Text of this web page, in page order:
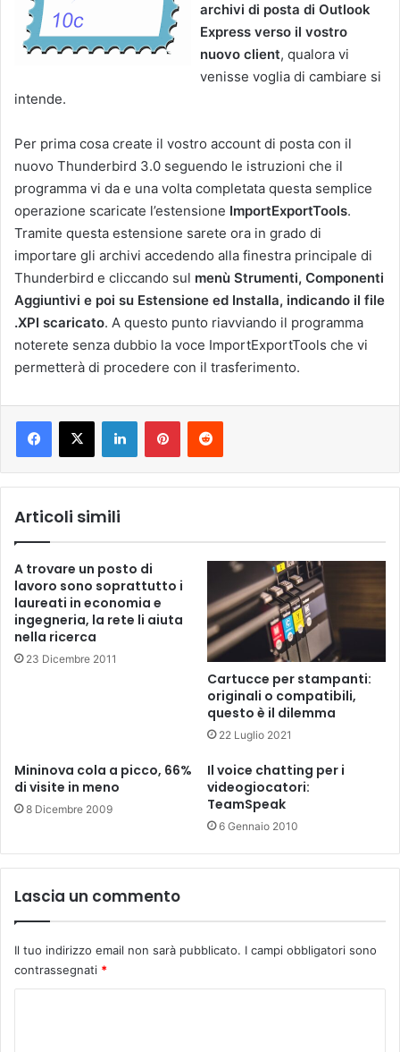
archivi di posta di Outlook
Express verso il vostro
nuovo client, qualora vi
venisse voglia di cambiare si
intende.
Per prima cosa create il vostro account di posta con il
nuovo Thunderbird 3.0 seguendo le istruzioni che il
programma vi da e una volta completata questa semplice
operazione scaricate l’estensione ImportExportTools.
Tramite questa estensione sarete ora in grado di
importare gli archivi accedendo alla finestra principale di
Thunderbird e cliccando sul menù Strumenti, Componenti
Aggiuntivi e poi su Estensione ed Installa, indicando il file
.XPI scaricato. A questo punto riavviando il programma
noterete senza dubbio la voce ImportExportTools che vi
permetterà di procedere con il trasferimento.
LinkedInPinterestReddit
Articoli simili
A trovare un posto di
lavoro sono soprattutto i
laureati in economia e
ingegneria, la rete li aiuta
nella ricerca
23 Dicembre 2011
Cartucce per stampanti:
originali o compatibili,
questo è il dilemma
22 Luglio 2021
Mininova cola a picco, 66%
di visite in meno
8 Dicembre 2009
Il voice chatting per i
videogiocatori:
TeamSpeak
6 Gennaio 2010
Lascia un commento
Il tuo indirizzo email non sarà pubblicato. I campi obbligatori sono
contrassegnati *